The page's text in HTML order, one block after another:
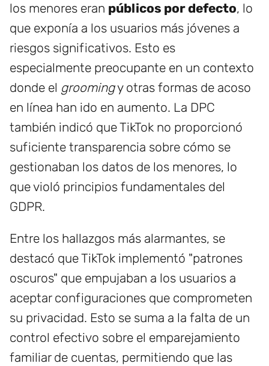
los menores eran públicos por defecto, lo
que exponía a los usuarios más jóvenes a
riesgos significativos. Esto es
especialmente preocupante en un contexto
donde el groomingy otras formas de acoso
en línea han ido en aumento. La DPC
también indicó que TikTok no proporcionó
suficiente transparencia sobre cómo se
gestionaban los datos de los menores, lo
que violó principios fundamentales del
GDPR.
Entre los hallazgos más alarmantes, se
destacó que TikTok implementó "patrones
oscuros" que empujaban a los usuarios a
aceptar configuraciones que comprometen
su privacidad. Esto se suma a la falta de un
control efectivo sobre el emparejamiento
familiar de cuentas, permitiendo que las